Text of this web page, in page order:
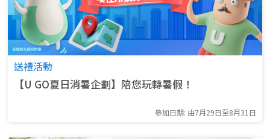
送禮活動
【U GO夏日消暑企劃】陪您玩轉暑假！
參加日期: 由7月29日至8月31日